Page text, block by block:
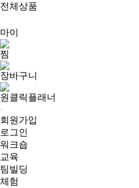
전체상품
마이
찜
장바구니
원클릭플래너
회원가입
로그인
워크숍
교육
팀빌딩
체험